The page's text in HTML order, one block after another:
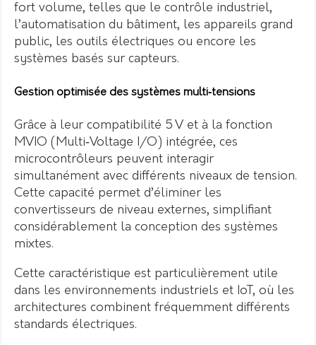
fort volume, telles que le contrôle industriel,
l’automatisation du bâtiment, les appareils grand
public, les outils électriques ou encore les
systèmes basés sur capteurs.
Gestion optimisée des systèmes multi‑tensions
Grâce à leur compatibilité 5 V et à la fonction
MVIO (Multi‑Voltage I/O) intégrée, ces
microcontrôleurs peuvent interagir
simultanément avec différents niveaux de tension.
Cette capacité permet d’éliminer les
convertisseurs de niveau externes, simplifiant
considérablement la conception des systèmes
mixtes.
Cette caractéristique est particulièrement utile
dans les environnements industriels et IoT, où les
architectures combinent fréquemment différents
standards électriques.